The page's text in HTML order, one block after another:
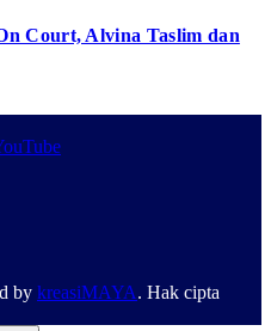
Court, Alvina Taslim dan
by kreasiMAYA. Hak cipta